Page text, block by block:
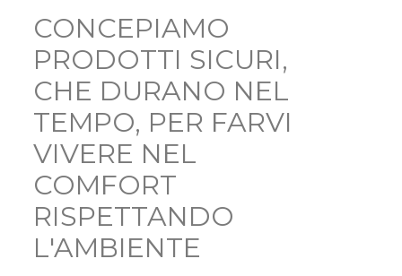
CONCEPIAMO
PRODOTTI SICURI,
CHE DURANO NEL
TEMPO, PER FARVI
VIVERE NEL
COMFORT
RISPETTANDO
L'AMBIENTE